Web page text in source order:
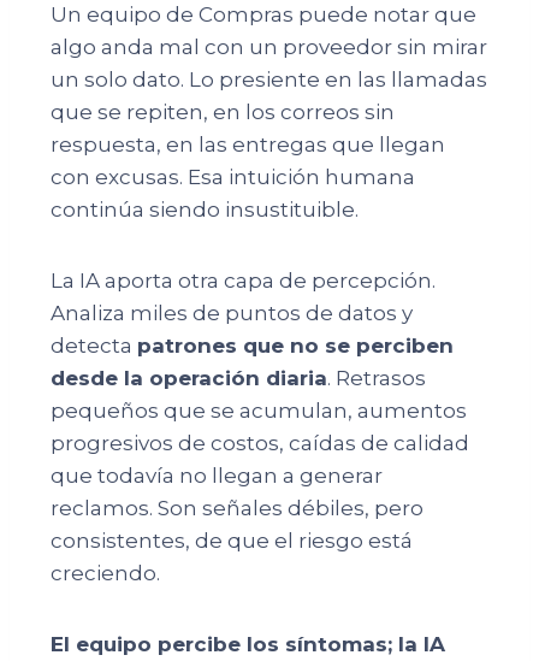
Un equipo de Compras puede notar que
algo anda mal con un proveedor sin mirar
un solo dato. Lo presiente en las llamadas
que se repiten, en los correos sin
respuesta, en las entregas que llegan
con excusas. Esa intuición humana
continúa siendo insustituible.
La IA aporta otra capa de percepción.
Analiza miles de puntos de datos y
detecta patrones que no se perciben
desde la operación diaria. Retrasos
pequeños que se acumulan, aumentos
progresivos de costos, caídas de calidad
que todavía no llegan a generar
reclamos. Son señales débiles, pero
consistentes, de que el riesgo está
creciendo.
El equipo percibe los síntomas; la IA